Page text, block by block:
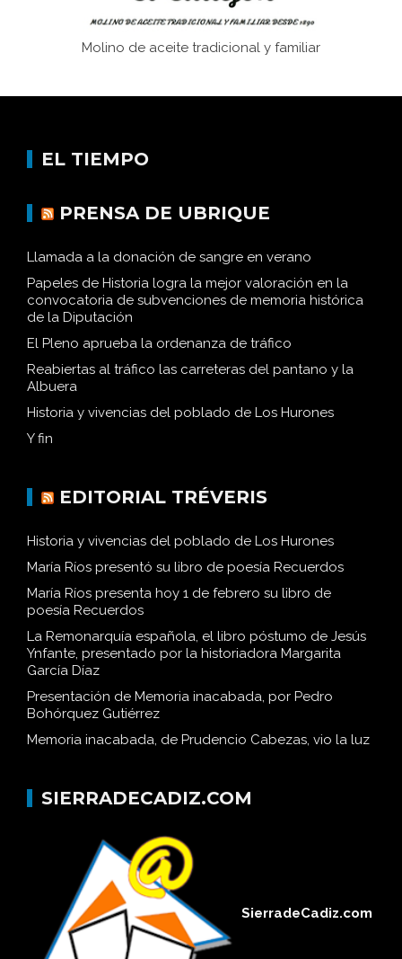
Molino de aceite tradicional y familiar
EL TIEMPO
PRENSA DE UBRIQUE
Llamada a la donación de sangre en verano
Papeles de Historia logra la mejor valoración en la
convocatoria de subvenciones de memoria histórica
de la Diputación
El Pleno aprueba la ordenanza de tráfico
Reabiertas al tráfico las carreteras del pantano y la
Albuera
Historia y vivencias del poblado de Los Hurones
Y fin
EDITORIAL TRÉVERIS
Historia y vivencias del poblado de Los Hurones
María Ríos presentó su libro de poesía Recuerdos
María Ríos presenta hoy 1 de febrero su libro de
poesía Recuerdos
La Remonarquía española, el libro póstumo de Jesús
Ynfante, presentado por la historiadora Margarita
García Díaz
Presentación de Memoria inacabada, por Pedro
Bohórquez Gutiérrez
Memoria inacabada, de Prudencio Cabezas, vio la luz
SIERRADECADIZ.COM
SierradeCadiz.com